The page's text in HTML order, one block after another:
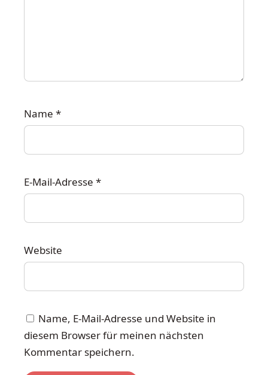
Name *
E-Mail-Adresse *
Website
Name, E-Mail-Adresse und Website in
diesem Browser für meinen nächsten
Kommentar speichern.